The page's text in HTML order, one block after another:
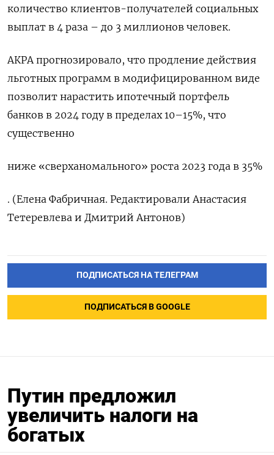
количество клиентов-получателей социальных
выплат в 4 раза – до 3 миллионов человек.
АКРА прогнозировало, что продление действия
льготных программ в модифицированном виде
позволит нарастить ипотечный портфель
банков в 2024 году в пределах 10–15%, что
существенно
ниже «сверханомального» роста 2023 года в 35%
. (Елена Фабричная. Редактировали Анастасия
Тетеревлева и Дмитрий Антонов)
ПОДПИСАТЬСЯ НА ТЕЛЕГРАМ
ПОДПИСАТЬСЯ В GOOGLE
Путин предложил
увеличить налоги на
богатых